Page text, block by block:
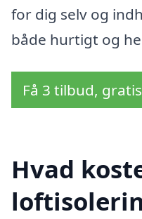
for dig selv og
både hurtigt og
Få 3 tilbud,
Hvad